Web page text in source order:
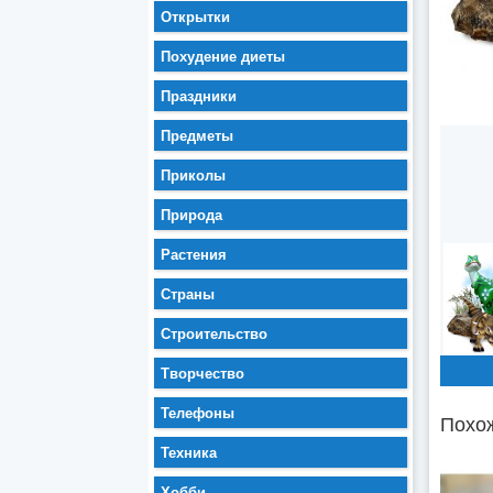
Открытки
Похудение диеты
Праздники
Предметы
Приколы
Природа
Растения
Страны
Строительство
Творчество
Телефоны
Техника